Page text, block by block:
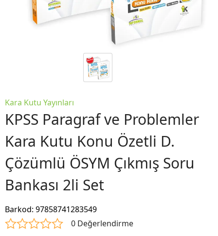
Kara Kutu Yayınları
KPSS Paragraf ve Problemler
Kara Kutu Konu Özetli D.
Çözümlü ÖSYM Çıkmış Soru
Bankası 2li Set
Barkod: 97858741283549
0 Değerlendirme